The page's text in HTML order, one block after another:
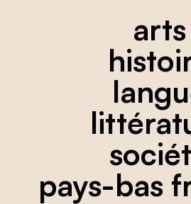
arts
pays-bas